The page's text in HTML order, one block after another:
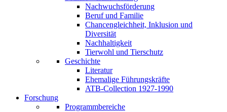
Nachwuchsförderung
Beruf und Familie
Chancengleichheit, Inklusion und
Diversität
Nachhaltigkeit
Tierwohl und Tierschutz
Geschichte
Literatur
Ehemalige Führungskräfte
ATB-Collection 1927-1990
Forschung
Programmbereiche